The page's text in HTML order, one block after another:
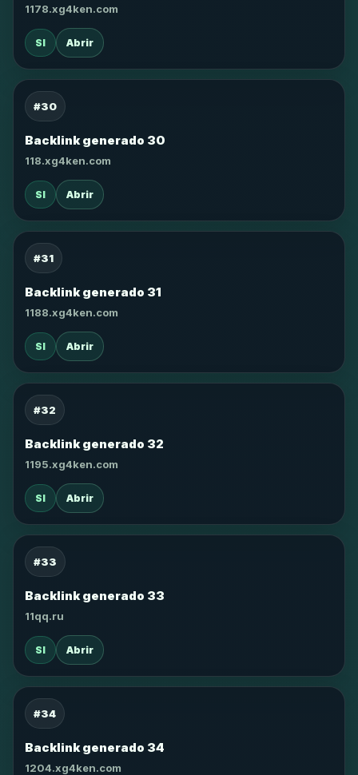
1178.xg4ken.com
SI Abrir
#30
Backlink generado 30
118.xg4ken.com
SI Abrir
#31
Backlink generado 31
1188.xg4ken.com
SI Abrir
#32
Backlink generado 32
1195.xg4ken.com
SI Abrir
#33
Backlink generado 33
11qq.ru
SI Abrir
#34
Backlink generado 34
1204.xg4ken.com